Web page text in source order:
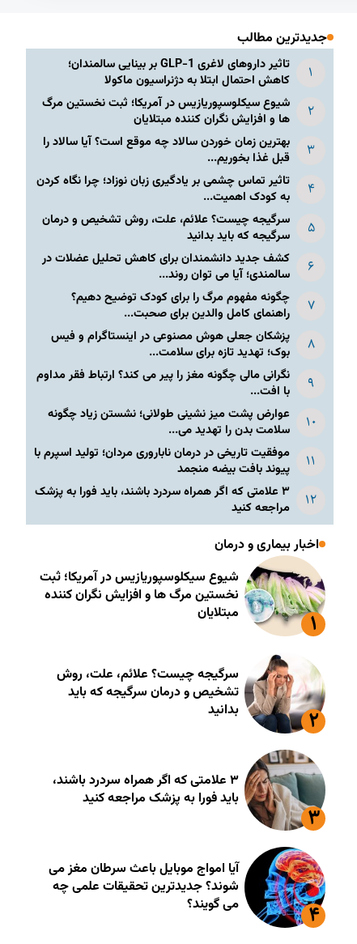
جدیدترین مطالب
تاثیر داروهای لاغری GLP-1 بر بینایی سالمندان؛
کاهش احتمال ابتلا به دژنراسیون ماکولا
شیوع سیکلوسپوریازیس در آمریکا؛ ثبت نخستین مرگ
ها و افزایش نگران کننده مبتلایان
بهترین زمان خوردن سالاد چه موقع است؟ آیا سالاد را
قبل غذا بخوریم...
تاثیر تماس چشمی بر یادگیری زبان نوزاد؛ چرا نگاه کردن
به کودک اهمیت...
سرگیجه چیست؟ علائم، علت، روش تشخیص و درمان
سرگیجه که باید بدانید
کشف جدید دانشمندان برای کاهش تحلیل عضلات در
سالمندی؛ آیا می توان روند...
چگونه مفهوم مرگ را برای کودک توضیح دهیم؟
راهنمای کامل والدین برای صحبت...
پزشکان جعلی هوش مصنوعی در اینستاگرام و فیس
بوک؛ تهدید تازه برای سلامت...
نگرانی مالی چگونه مغز را پیر می کند؟ ارتباط فقر مداوم
با افت...
عوارض پشت میز نشینی طولانی؛ نشستن زیاد چگونه
سلامت بدن را تهدید می...
موفقیت تاریخی در درمان ناباروری مردان؛ تولید اسپرم با
پیوند بافت بیضه منجمد
۳ علامتی که اگر همراه سردرد باشند، باید فورا به پزشک
مراجعه کنید
اخبار بیماری و درمان
شیوع سیکلوسپوریازیس در آمریکا؛ ثبت
نخستین مرگ ها و افزایش نگران کننده
مبتلایان
سرگیجه چیست؟ علائم، علت، روش
تشخیص و درمان سرگیجه که باید
بدانید
۳ علامتی که اگر همراه سردرد باشند،
باید فورا به پزشک مراجعه کنید
آیا امواج موبایل باعث سرطان مغز می
شوند؟ جدیدترین تحقیقات علمی چه
می گویند؟